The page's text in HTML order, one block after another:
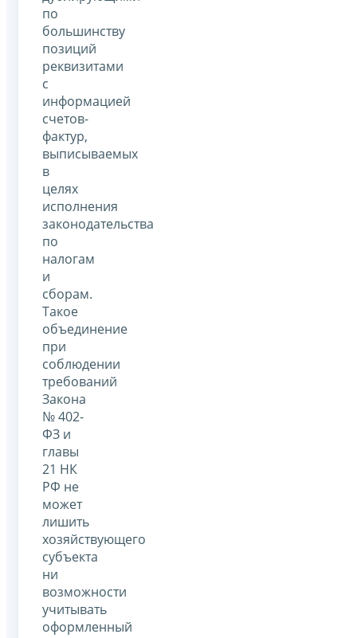
по
большинству
позиций
реквизитами
с
информацией
счетов-
фактур,
выписываемых
в
целях
исполнения
законодательства
по
налогам
и
сборам.
Такое
объединение
при
соблюдении
требований
Закона
№ 402-
ФЗ и
главы
21 НК
РФ не
может
лишить
хозяйствующего
субъекта
ни
возможности
учитывать
оформленный